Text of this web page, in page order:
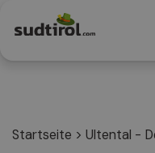
Startseite > Ultental -